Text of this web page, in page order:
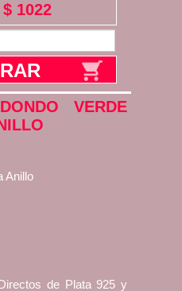
$ 1022
VERDE
Anillo
de Plata 925 y